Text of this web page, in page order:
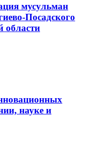
мусульман
Посадского
области
науке и